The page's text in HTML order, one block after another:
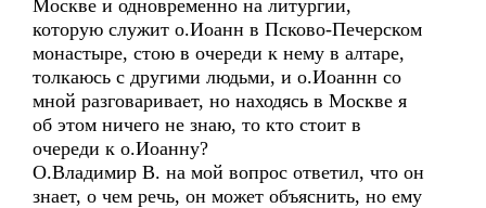
Москве и одновременно на литургии,
которую служит о.Иоанн в Псково-Печерском
монастыре, стою в очереди к нему в алтаре,
толкаюсь с другими людьми, и о.Иоаннн со
мной разговаривает, но находясь в Москве я
об этом ничего не знаю, то кто стоит в
очереди к о.Иоанну?
О.Владимир В. на мой вопрос ответил, что он
знает, о чем речь, он может объяснить, но ему